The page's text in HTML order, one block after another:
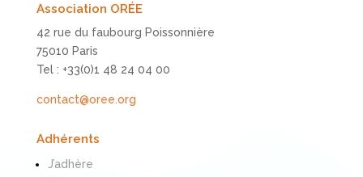
Association ORÉE
42 rue du faubourg Poissonnière
75010 Paris
Tel : +33(0)1 48 24 04 00
contact@oree.org
Adhérents
J’adhère